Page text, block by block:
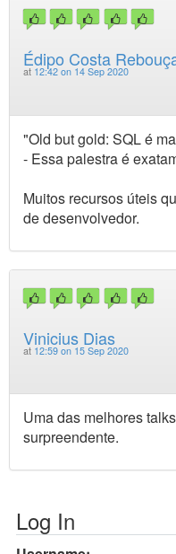
Édipo Costa
at 12:42 on 14 Sep 2020
"Old but gold: SQL é
- Essa palestra é
Muitos recursos úteis
de desenvolvedor.
Vinicius Dias
at 12:59 on 15 Sep 2020
Uma das melhores
surpreendente.
Log In